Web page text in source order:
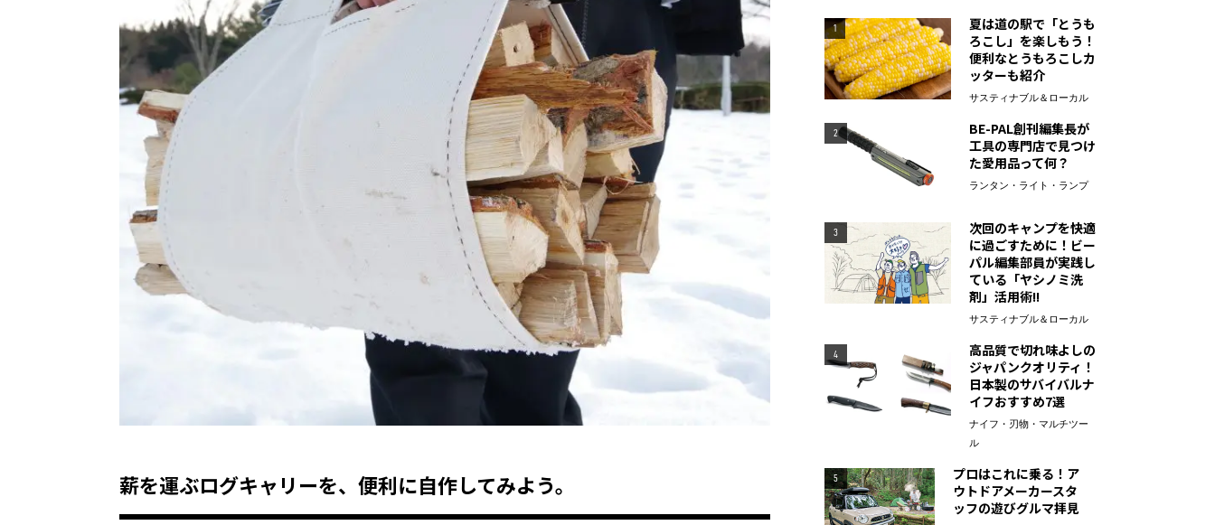
薪を運ぶログキャリーを、便利に自作してみよう。
1
夏は道の駅で「とうも
ろこし」を楽しもう！
便利なとうもろこしカ
ッターも紹介
サスティナブル＆ローカル
2
BE-PAL創刊編集長が
工具の専門店で見つけ
た愛用品って何？
ランタン・ライト・ランプ
3
次回のキャンプを快適
に過ごすために！ビー
パル編集部員が実践し
ている「ヤシノミ洗
剤」活用術!!
サスティナブル＆ローカル
4
高品質で切れ味よしの
ジャパンクオリティ！
日本製のサバイバルナ
イフおすすめ7選
ナイフ・刃物・マルチツー
ル
5
プロはこれに乗る！ア
ウトドアメーカースタ
ッフの遊びグルマ拝見